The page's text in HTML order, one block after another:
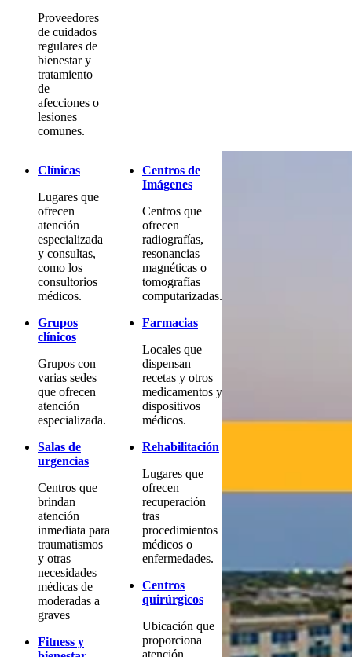
Proveedores
de cuidados
regulares de
bienestar y
tratamiento
de
afecciones o
lesiones
comunes.
Clínicas
Lugares que
ofrecen
atención
especializada
y consultas,
como los
consultorios
médicos.
Grupos
clínicos
Grupos con
varias sedes
que ofrecen
atención
especializada.
Salas de
urgencias
Centros que
brindan
atención
inmediata para
traumatismos
y otras
necesidades
médicas de
moderadas a
graves
Fitness y
Centros de
Imágenes
Centros que
ofrecen
radiografías,
resonancias
magnéticas o
tomografías
computarizadas.
Farmacias
Locales que
dispensan
recetas y otros
medicamentos y
dispositivos
médicos.
Rehabilitación
Lugares que
ofrecen
recuperación
tras
procedimientos
médicos o
enfermedades.
Centros
quirúrgicos
Ubicación que
proporciona
atención